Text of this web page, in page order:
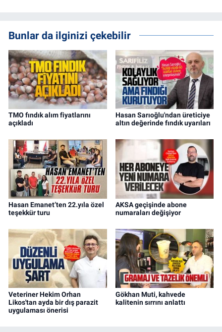
Bunlar da ilginizi çekebilir
TMO fındık alım fiyatlarını
açıkladı
Hasan Sarıoğlu'ndan üreticiye
altın değerinde fındık uyarıları
Hasan Emanet’ten 22.yıla özel
teşekkür turu
AKSA geçişinde abone
numaraları değişiyor
Veteriner Hekim Orhan
Likos'tan ayda bir dış parazit
uygulaması önerisi
Gökhan Muti, kahvede
kalitenin sırrını anlattı